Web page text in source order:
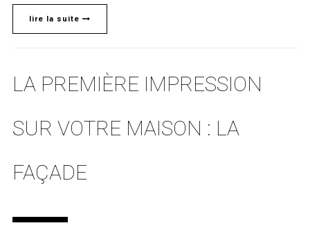
lire la suite
LA PREMIÈRE IMPRESSION
SUR VOTRE MAISON : LA
FAÇADE